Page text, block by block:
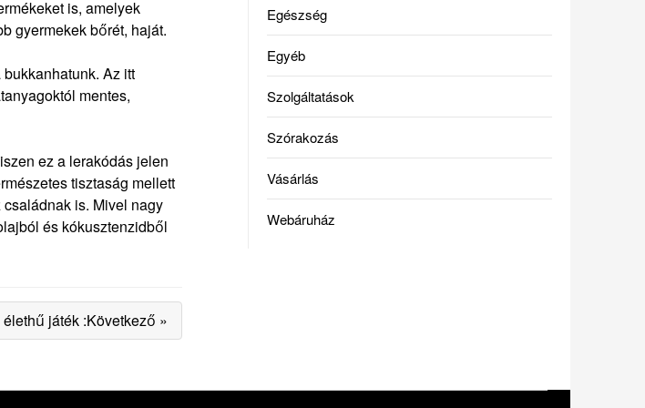
is, amelyek
gyermekek bőrét, haját.
Az itt
mentes,
ez a lerakódás jelen
tisztaság mellett
is. Mivel nagy
és kókusztenzidből
játék :Következő »
Egészség
Egyéb
Szolgáltatások
Szórakozás
Vásárlás
Webáruház